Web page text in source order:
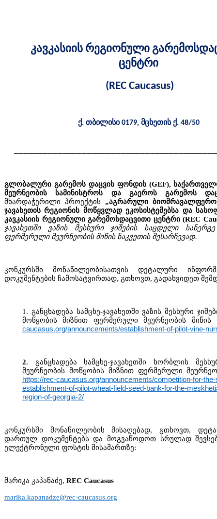
კავკასიის რეგიონული
ცენტრი
(REC Caucasus)
ქ. თბილისი 0179, მცხეთის ქ. 48/50
გლობალური გარემოს დაცვის ფონდის (GEF),
მეურნეობის სამინისტროს და გაეროს გარემოს
მხარდაჭერილი პროექტის „აგრარული
ჯავახეთის რეგიონის მოწყვლად ეკოსისტემებსა და
კავკასიის რეგიონული გარემოსდაცვითი ცენტრი (REC
ჯავახეთში ვაზის მესხური ჯიშების საცდელი
ფერმერული მეურნეობის მიწის ნაკვეთის შესარჩევად.
კონკურსში მონაწილეობისათვის დეტალური
დოკუმენტების ჩამოსატვირთად, გთხოვთ, გადახვიდეთ
1. განცხადება სამცხე-ჯავახეთში ვაზის მესხური
მოწყობის მიზნით ფერმერული მეურნეობის მიწის
caucasus.org/announcements/establishment-of-pilot-vine-
2. განცხადება სამცხე-ჯავახეთში ხორბლის
მეურნეობის მოწყობის მიზნით ფერმერული
https://rec-caucasus.org/announcements/competition-for-
establishment-of-pilot-wheat-field-seed-bank-for-the-
region-of-georgia-2/
კონკურსში მონაწილეობის მისაღებად, გთხოვთ,
დართულ დოკუმენტებს და მოგვაწოდოთ სრულად
ელექტრონული ფოსტის მისამართზე:
მარიკა კაპანაძე, REC Caucasus
marika.kapanadze@rec-caucasus.org